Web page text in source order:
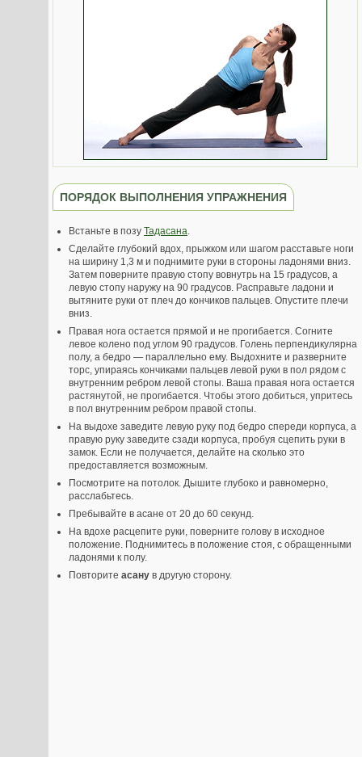
ПОРЯДОК ВЫПОЛНЕНИЯ УПРАЖНЕНИЯ
Встаньте в позу Тадасана.
Сделайте глубокий вдох, прыжком или шагом расставьте ноги
на ширину 1,3 м и поднимите руки в стороны ладонями вниз.
Затем поверните правую стопу вовнутрь на 15 градусов, а
левую стопу наружу на 90 градусов. Расправьте ладони и
вытяните руки от плеч до кончиков пальцев. Опустите плечи
вниз.
Правая нога остается прямой и не прогибается. Согните
левое колено под углом 90 градусов. Голень перпендикулярна
полу, а бедро — параллельно ему. Выдохните и разверните
торс, упираясь кончиками пальцев левой руки в пол рядом с
внутренним ребром левой стопы. Ваша правая нога остается
растянутой, не прогибается. Чтобы этого добиться, упритесь
в пол внутренним ребром правой стопы.
На выдохе заведите левую руку под бедро спереди корпуса, а
правую руку заведите сзади корпуса, пробуя сцепить руки в
замок. Если не получается, делайте на сколько это
предоставляется возможным.
Посмотрите на потолок. Дышите глубоко и равномерно,
расслабьтесь.
Пребывайте в асане от 20 до 60 секунд.
На вдохе расцепите руки, поверните голову в исходное
положение. Поднимитесь в положение стоя, с обращенными
ладонями к полу.
Повторите асану в другую сторону.